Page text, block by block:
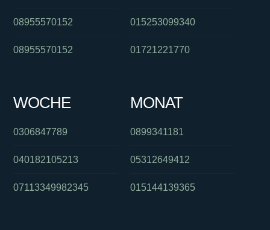
08955570152
08955570152
015253099340
01721221770
WOCHE
0306847789
040182105213
07113349982345
MONAT
0899341181
05312649412
015144139365